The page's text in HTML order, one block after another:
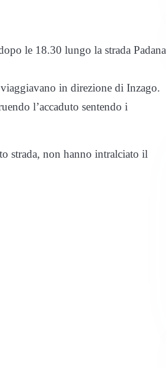
le 18.30 lungo la strada Padana
in direzione di Inzago.
l’accaduto sentendo i
strada, non hanno intralciato il